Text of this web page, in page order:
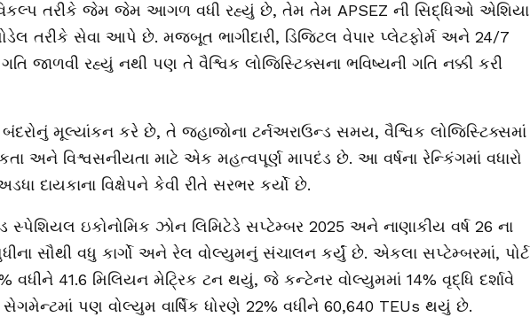
તરીકે જેમ જેમ આગળ વધી રહ્યું છે, તેમ તેમ APSEZ ની સિદ્ધિઓ એશિયા
તરીકે સેવા આપે છે. મજબૂત ભાગીદારી, ડિજિટલ વેપાર પ્લેટફોર્મ અને 24/7
જાળવી રહ્યું નથી પણ તે વૈશ્વિક લોજિસ્ટિક્સના ભવિષ્યની ગતિ નક્કી કરી
બંદરોનું મૂલ્યાંકન કરે છે, તે જહાજોના ટર્નઅરાઉન્ડ સમય, વૈશ્વિક લોજિસ્ટિક્સમાં
અને વિશ્વસનીયતા માટે એક મહત્વપૂર્ણ માપદંડ છે. આ વર્ષના રેન્કિંગમાં વધારો
દાયકાના વિક્ષેપને કેવી રીતે સરભર કર્યો છે.
સ્પેશિયલ ઇકોનોમિક ઝોન લિમિટેડે સપ્ટેમ્બર 2025 અને નાણાકીય વર્ષ 26 ના
સૌથી વધુ કાર્ગો અને રેલ વોલ્યુમનું સંચાલન કર્યું છે. એકલા સપ્ટેમ્બરમાં, પોર્ટ
વધીને 41.6 મિલિયન મેટ્રિક ટન થયું, જે કન્ટેનર વોલ્યુમમાં 14% વૃદ્ધિ દર્શાવે
પણ વોલ્યુમ વાર્ષિક ધોરણે 22% વધીને 60,640 TEUs થયું છે.